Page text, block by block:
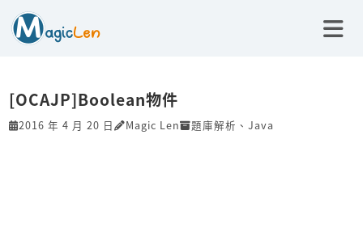
[OCAJP]Boolean物件
2016 年 4 月 20 日 Magic Len 題庫解析 、 Java